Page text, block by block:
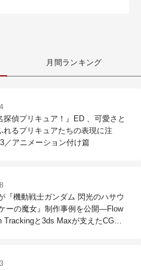
月間ランキング
探偵プリキュア！』ED 、可愛さと
れるプリキュアたちの表現に注
／アニメーション付け篇
『機動戦士ガンダム 閃光のハサウ
ーの魔女』制作事例を公開―Flow
Trackingと3ds Maxが支えたCG制